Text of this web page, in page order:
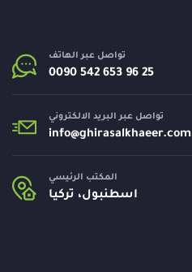
تواصل عبر الهاتف
تواصل عبر البريد الالكتروني
info@ghirasalkhaeer.com
المكتب الرئيسي
اسطنبول، تركيا